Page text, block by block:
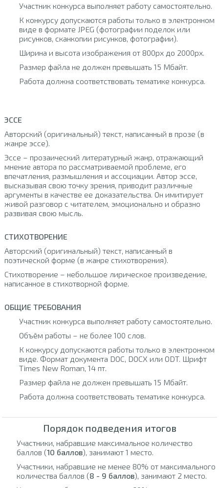
Участник конкурса выполняет работу самостоятельно.
К конкурсу допускаются работы только в электронном
виде в формате JPEG (фотографии поделок или
рисунков, сканкопии рисунков, фотографии).
Ширина и высота изображения от 800px до 2000px.
Размер файла не должен превышать 15 Мбайт.
Работа должна соответствовать тематике конкурса.
ЭССЕ
Авторский (оригинальный) текст, написанный в прозе (в
жанре эссе).
Эссе – прозаический литературный жанр, отражающий
мнение автора по рассматриваемой проблеме, его
впечатления, размышления и ассоциации. Автор эссе,
высказывая свою точку зрения, приводит различные
аргументы в качестве ее доказательства. Он имитирует
живой разговор с читателем, эмоционально и образно
развивая свою мысль.
СТИХОТВОРЕНИЕ
Авторский (оригинальный) текст, написанный в
поэтической форме (в жанре стихотворения).
Стихотворение – небольшое лирическое произведение,
написанное в стихотворной форме.
ОБЩИЕ ТРЕБОВАНИЯ
Участник конкурса выполняет работу самостоятельно.
Объём работы – не более 100 слов.
К конкурсу допускаются работы только в электронном
виде. Формат документа DOC, DOCX или ODT. Шрифт
Times New Roman, 14 пт.
Размер файла не должен превышать 15 Мбайт.
Работа должна соответствовать тематике конкурса.
Порядок подведения итогов
Участники, набравшие максимальное количество
баллов (10 баллов), занимают 1 место.
Участники, набравшие не менее 80% от максимального
количества баллов (8 - 9 баллов), занимают 2 место.